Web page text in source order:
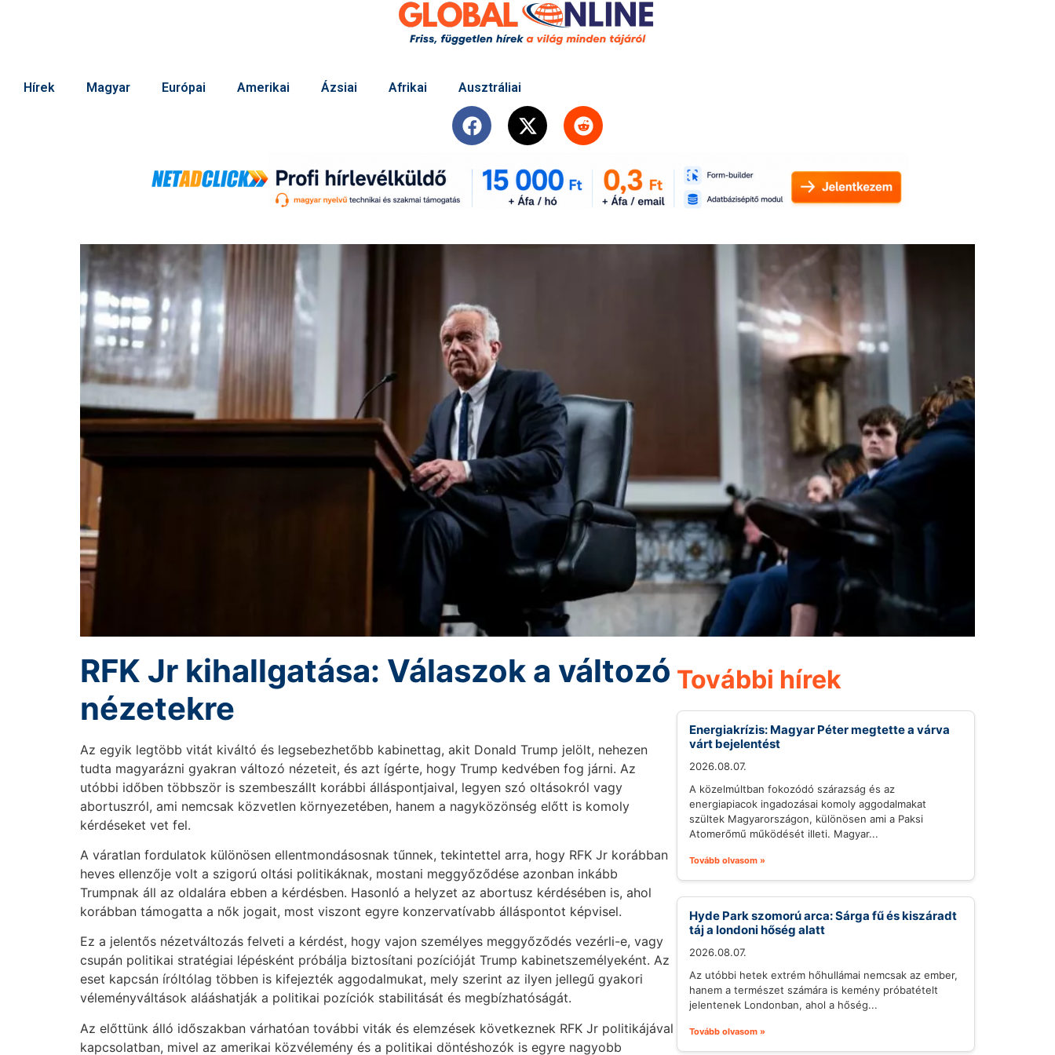
Hírek Magyar Európai Amerikai Ázsiai Afrikai Ausztráliai
RFK Jr kihallgatása: Válaszok a változó
nézetekre
Az egyik legtöbb vitát kiváltó és legsebezhetőbb kabinettag, akit Donald Trump jelölt, nehezen
tudta magyarázni gyakran változó nézeteit, és azt ígérte, hogy Trump kedvében fog járni. Az
utóbbi időben többször is szembeszállt korábbi álláspontjaival, legyen szó oltásokról vagy
abortuszról, ami nemcsak közvetlen környezetében, hanem a nagyközönség előtt is komoly
kérdéseket vet fel.
A váratlan fordulatok különösen ellentmondásosnak tűnnek, tekintettel arra, hogy RFK Jr korábban
heves ellenzője volt a szigorú oltási politikáknak, mostani meggyőződése azonban inkább
Trumpnak áll az oldalára ebben a kérdésben. Hasonló a helyzet az abortusz kérdésében is, ahol
korábban támogatta a nők jogait, most viszont egyre konzervatívabb álláspontot képvisel.
Ez a jelentős nézetváltozás felveti a kérdést, hogy vajon személyes meggyőződés vezérli-e, vagy
csupán politikai stratégiai lépésként próbálja biztosítani pozícióját Trump kabinetszemélyeként. Az
eset kapcsán íróltólag többen is kifejezték aggodalmukat, mely szerint az ilyen jellegű gyakori
véleményváltások alááshatják a politikai pozíciók stabilitását és megbízhatóságát.
Az előttünk álló időszakban várhatóan további viták és elemzések következnek RFK Jr politikájával
kapcsolatban, mivel az amerikai közvélemény és a politikai döntéshozók is egyre nagyobb
További hírek
Energiakrízis: Magyar Péter megtette a várva
várt bejelentést
2026.08.07.
A közelmúltban fokozódó szárazság és az
energiapiacok ingadozásai komoly aggodalmakat
szültek Magyarországon, különösen ami a Paksi
Atomerőmű működését illeti. Magyar...
Tovább olvasom »
Hyde Park szomorú arca: Sárga fű és kiszáradt
táj a londoni hőség alatt
2026.08.07.
Az utóbbi hetek extrém hőhullámai nemcsak az ember,
hanem a természet számára is kemény próbatételt
jelentenek Londonban, ahol a hőség...
Tovább olvasom »